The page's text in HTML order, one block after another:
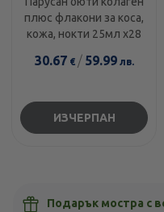
плюс флакони за коса,
кожа, нокти 25мл х28
30.67€ / 59.99лв.
ИЗЧЕРПАН
Подарък мостра с